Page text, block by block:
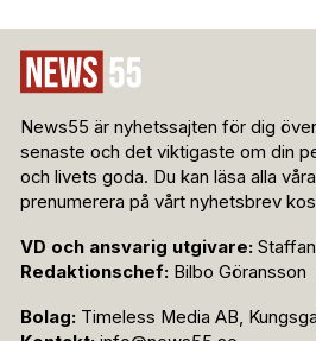
News55 är nyhetssajten för dig
senaste och det viktigaste om din
och livets goda. Du kan läsa alla
prenumerera på vårt nyhetsbrev
VD och ansvarig utgivare:
Redaktionschef: Bilbo Göransson
Bolag: Timeless Media AB,